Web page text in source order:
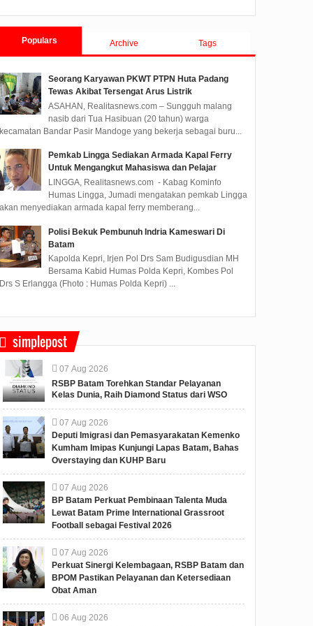
2025
Jejaring
yang
Populars Archive Tags
Seorang Karyawan PKWT PTPN Huta Padang
Tewas Akibat Tersengat Arus Listrik
ASAHAN, Realitasnews.com – Sungguh malang
nasib dari Tua Hasibuan (20 tahun) warga
kecamatan Bandar Pasir Mandoge yang bekerja sebagai buru...
Pemkab Lingga Sediakan Armada Kapal Ferry
Untuk Mengangkut Mahasiswa dan Pelajar
LINGGA, Realitasnews.com - Kabag Kominfo
Humas Lingga, Jumadi mengatakan pemkab Lingga
akan menyediakan armada kapal ferry memberang...
Polisi Bekuk Pembunuh Indria Kameswari Di
Batam
Kapolda Kepri, Irjen Pol Drs Sam Budigusdian MH
Bersama Kabid Humas Polda Kepri, Kombes Pol
Drs S Erlangga (Fhoto : Humas Polda Kepri) ...
simplepost
07 Aug 2026
RSBP Batam Torehkan Standar Pelayanan
Kelas Dunia, Raih Diamond Status dari WSO
07 Aug 2026
Deputi Imigrasi dan Pemasyarakatan Kemenko
Kumham Imipas Kunjungi Lapas Batam, Bahas
Overstaying dan KUHP Baru
07 Aug 2026
BP Batam Perkuat Pembinaan Talenta Muda
Lewat Batam Prime International Grassroot
Football sebagai Festival 2026
07 Aug 2026
Perkuat Sinergi Kelembagaan, RSBP Batam dan
BPOM Pastikan Pelayanan dan Ketersediaan
Obat Aman
06 Aug 2026